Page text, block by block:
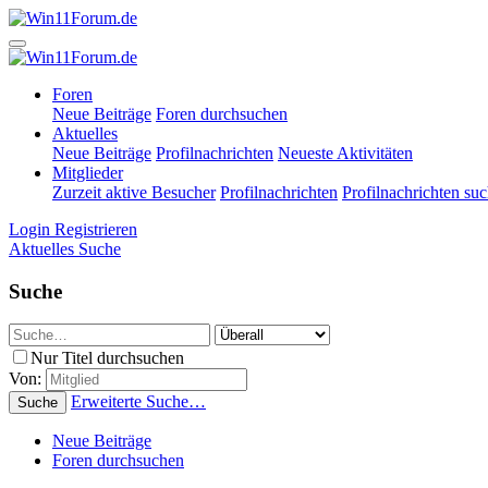
Foren
Neue Beiträge Foren durchsuchen
Aktuelles
Neue Beiträge Profilnachrichten Neueste Aktivitäten
Mitglieder
Zurzeit aktive Besucher Profilnachrichten Profilnachrichten
Login Registrieren
Aktuelles Suche
Suche
Nur Titel durchsuchen
Von:
Suche Erweiterte Suche…
Neue Beiträge
Foren durchsuchen